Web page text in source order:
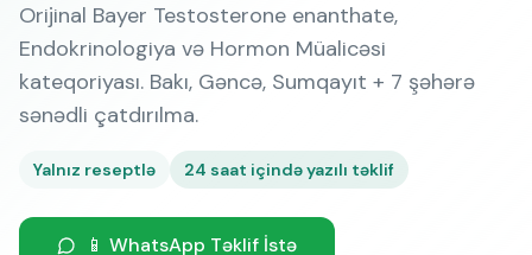
Orijinal Bayer Testosterone enanthate,
Endokrinologiya və Hormon Müalicəsi
kateqoriyası. Bakı, Gəncə, Sumqayıt + 7 şəhərə
sənədli çatdırılma.
Yalnız reseptlə 24 saat içində yazılı təklif
📱 WhatsApp Təklif İstə